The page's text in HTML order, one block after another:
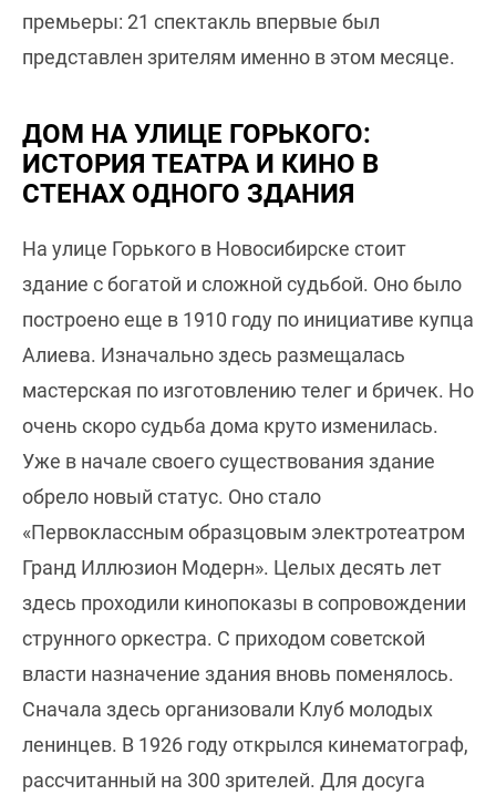
премьеры: 21 спектакль впервые был
представлен зрителям именно в этом месяце.
ДОМ НА УЛИЦЕ ГОРЬКОГО:
ИСТОРИЯ ТЕАТРА И КИНО В
СТЕНАХ ОДНОГО ЗДАНИЯ
На улице Горького в Новосибирске стоит
здание с богатой и сложной судьбой. Оно было
построено еще в 1910 году по инициативе купца
Алиева. Изначально здесь размещалась
мастерская по изготовлению телег и бричек. Но
очень скоро судьба дома круто изменилась.
Уже в начале своего существования здание
обрело новый статус. Оно стало
«Первоклассным образцовым электротеатром
Гранд Иллюзион Модерн». Целых десять лет
здесь проходили кинопоказы в сопровождении
струнного оркестра. С приходом советской
власти назначение здания вновь поменялось.
Сначала здесь организовали Клуб молодых
ленинцев. В 1926 году открылся кинематограф,
рассчитанный на 300 зрителей. Для досуга